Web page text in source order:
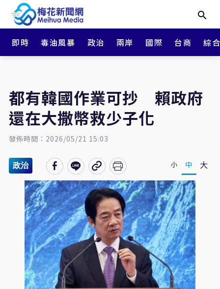
即時 毒油風暴 政治 兩岸 國際 台商 綜
都有韓國作業可抄 賴政府
還在大撒幣救少子化
發佈時間：2026/05/21 15:03
政治 小 中 大